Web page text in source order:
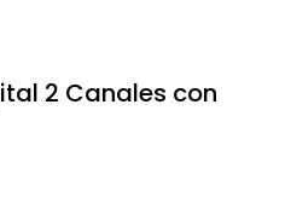
2 Canales con